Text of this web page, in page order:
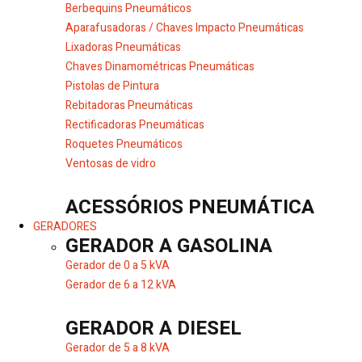
Berbequins Pneumáticos
Aparafusadoras / Chaves Impacto Pneumáticas
Lixadoras Pneumáticas
Chaves Dinamométricas Pneumáticas
Pistolas de Pintura
Rebitadoras Pneumáticas
Rectificadoras Pneumáticas
Roquetes Pneumáticos
Ventosas de vidro
ACESSÓRIOS PNEUMÁTICA
GERADORES
GERADOR A GASOLINA
Gerador de 0 a 5 kVA
Gerador de 6 a 12 kVA
GERADOR A DIESEL
Gerador de 5 a 8 kVA